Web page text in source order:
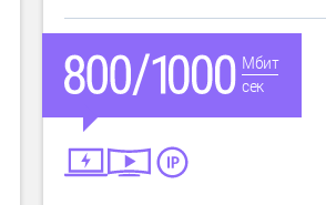
Мбит
сек